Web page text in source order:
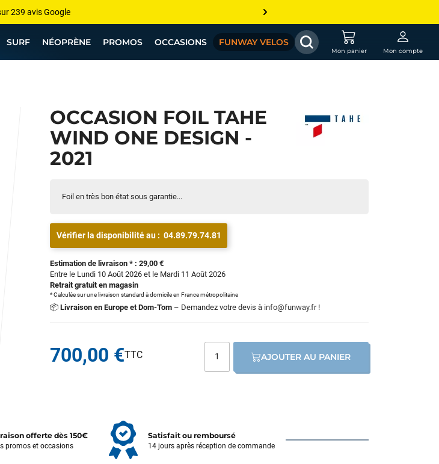
sont chez Funway
sur le windsurf, wingfoil, etc...
— Moins cher ailleurs ? On s’aligne !
SURF NÉOPRÈNE PROMOS OCCASIONS FUNWAY VELOS
Mon panier Mon compte
OCCASION FOIL TAHE
WIND ONE DESIGN -
2021
Foil en très bon état sous garantie...
Vérifier la disponibilité au : 04.89.79.74.81
Estimation de livraison * : 29,00 €
Entre le Lundi 10 Août 2026 et le Mardi 11 Août 2026
Retrait gratuit en magasin
* Calculée sur une livraison standard à domicile en France métropolitaine
📦 Livraison en Europe et Dom-Tom – Demandez votre devis à info@funway.fr!
700,00 € AJOUTER AU PANIER
offerte dès 150€
promos et occasions
Satisfait ou remboursé
14 jours après réception de commande